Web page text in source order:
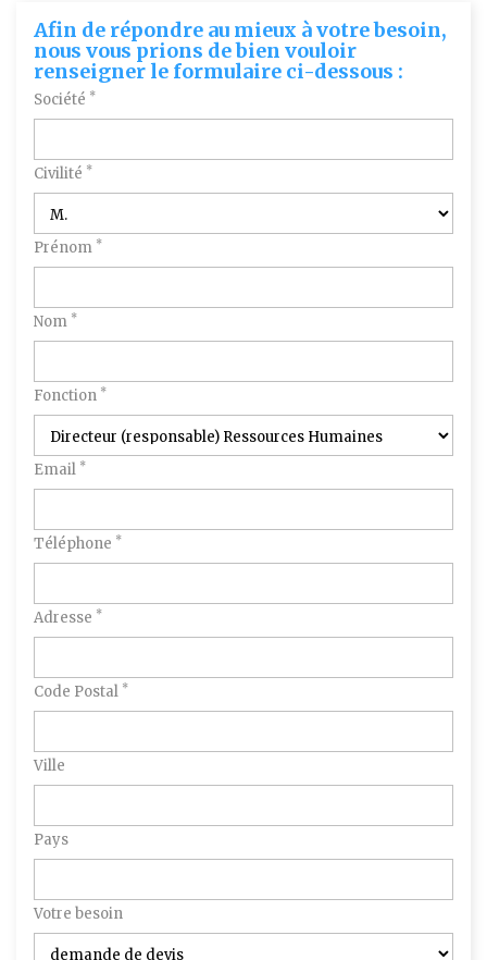
Afin de répondre au mieux à votre besoin,
nous vous prions de bien vouloir
renseigner le formulaire ci-dessous :
Société *
Civilité *
Prénom *
Nom *
Fonction *
Email *
Téléphone *
Adresse *
Code Postal *
Ville
Pays
Votre besoin